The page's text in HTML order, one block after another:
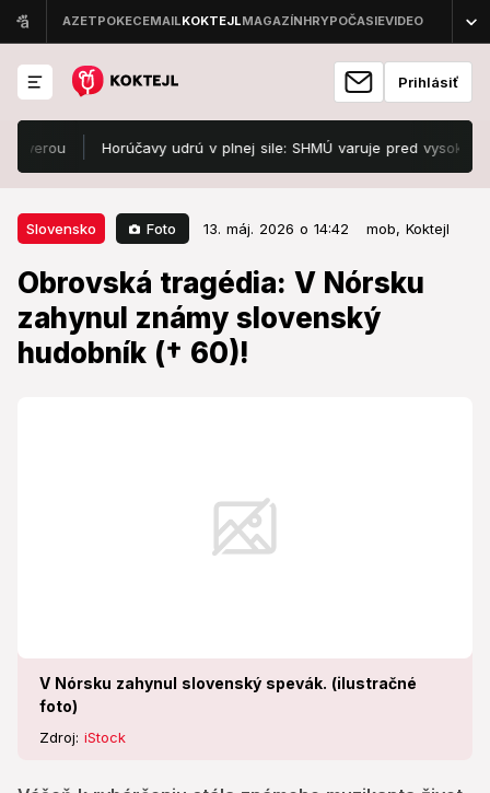
Prihlásiť
Horúčavy udrú v plnej sile: SHMÚ varuje pred vysokými
Slovensko Foto 13. máj. 2026 o 14:42 mob, Koktejl
Obrovská tragédia: V Nórsku
zahynul známy slovenský
hudobník († 60)!
V Nórsku zahynul slovenský spevák. (ilustračné
foto)
Zdroj: iStock
Slovensko 13. máj. 2026 o 14:42
Obrovská tragédia: V Nórsku
zahynul známy slovenský
hudobník († 60)!